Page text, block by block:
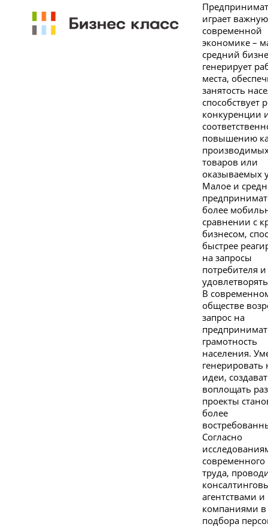
играет
современной
экономике –
средний
генерирует
места,
занятость
способствует
конкуренции
повышению
товаров или
оказываемых
Малое и
более
сравнении с
бизнесом,
быстрее
на запросы
потребителя и
В
обществе
запрос на
грамотность
населения.
идеи,
воплощать
проекты
более
Согласно
труда,
агентствами и
компаниями в
подбора